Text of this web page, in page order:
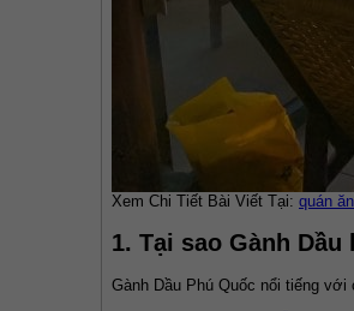
Xem Chi Tiết Bài Viết Tại: quán
1. Tại sao Gành
Gành Dầu Phú Quốc nổi tiếng